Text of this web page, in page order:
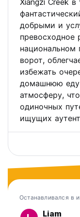
night of your stay
Check-in: 10:00-
Breakfast not
There is no curfew
Xiangzi Creek в
добрыми и
превосходное
национальном
ворот,
избежать
домашнюю
атмосферу,
одиночных
ищущих
Останавливался в
Liam